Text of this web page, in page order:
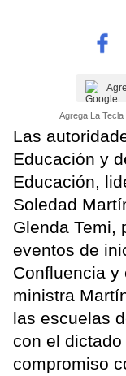
Agrega La
Las
Educación y
Educación,
Soledad
Glenda Temi,
eventos de
Confluencia y
ministra
las escuelas
con el
compromiso